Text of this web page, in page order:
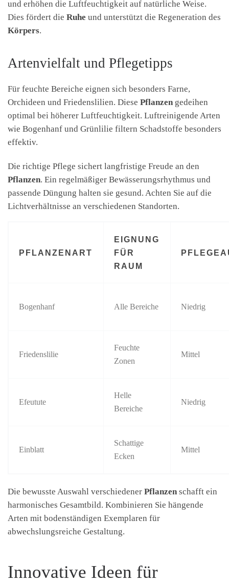
und erhöhen die Luftfeuchtigkeit auf natürliche Weise.
Dies fördert die Ruhe und unterstützt die Regeneration des
Körpers.
Artenvielfalt und Pflegetipps
Für feuchte Bereiche eignen sich besonders Farne,
Orchideen und Friedenslilien. Diese Pflanzen gedeihen
optimal bei höherer Luftfeuchtigkeit. Luftreinigende Arten
wie Bogenhanf und Grünlilie filtern Schadstoffe besonders
effektiv.
Die richtige Pflege sichert langfristige Freude an den
Pflanzen. Ein regelmäßiger Bewässerungsrhythmus und
passende Düngung halten sie gesund. Achten Sie auf die
Lichtverhältnisse an verschiedenen Standorten.
PFLANZENART
EIGNUNG
FÜR
RAUM
Bogenhanf Alle Bereiche Niedrig
Friedenslilie
Feuchte
Zonen
Mittel
Efeutute
Helle
Bereiche
Niedrig
Einblatt
Schattige
Ecken
Mittel
Die bewusste Auswahl verschiedener Pflanzen schafft ein
harmonisches Gesamtbild. Kombinieren Sie hängende
Arten mit bodenständigen Exemplaren für
abwechslungsreiche Gestaltung.
Innovative Ideen für